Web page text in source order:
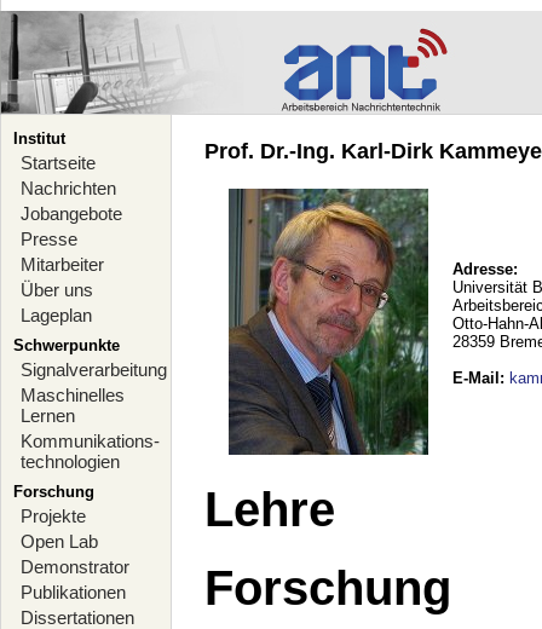
Institut
Startseite
Nachrichten
Jobangebote
Presse
Mitarbeiter
Über uns
Lageplan
Schwerpunkte
Signalverarbeitung
Maschinelles
Lernen
Kommunikations-
technologien
Forschung
Projekte
Open Lab
Demonstrator
Publikationen
Dissertationen
Prof. Dr.-Ing. Karl-Dirk
Adresse:
Universität
Otto-Hahn-
28359
E-Mail :
Lehre
Forschung